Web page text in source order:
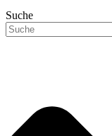
Suche